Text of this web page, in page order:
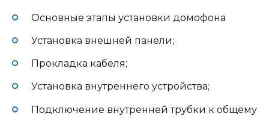
Основные этапы установки домофона
Установка внешней панели;
Прокладка кабеля;
Установка внутреннего устройства;
Подключение внутренней трубки к общему